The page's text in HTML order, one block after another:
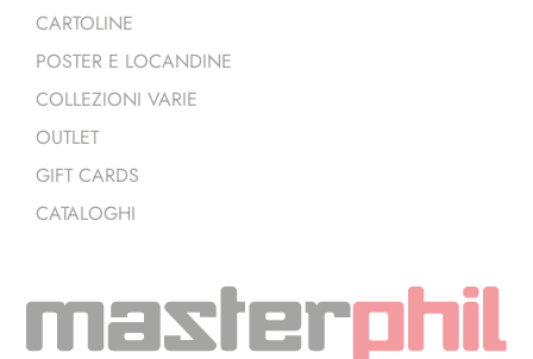
CARTOLINE
POSTER E LOCANDINE
COLLEZIONI VARIE
OUTLET
GIFT CARDS
CATALOGHI